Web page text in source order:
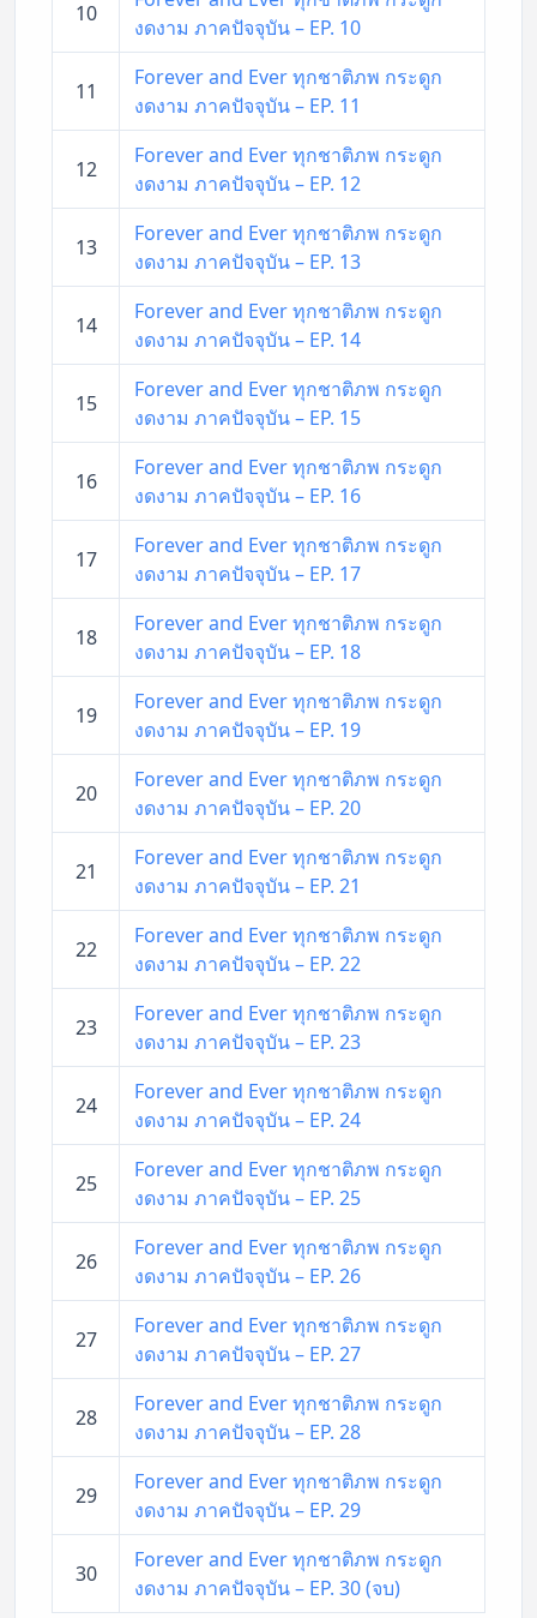
10
งดงาม ภาคปัจจุบัน – EP. 10
11
Forever and Ever ทุกชาติภพ กระดูก
งดงาม ภาคปัจจุบัน – EP. 11
12
Forever and Ever ทุกชาติภพ กระดูก
งดงาม ภาคปัจจุบัน – EP. 12
13
Forever and Ever ทุกชาติภพ กระดูก
งดงาม ภาคปัจจุบัน – EP. 13
14
Forever and Ever ทุกชาติภพ กระดูก
งดงาม ภาคปัจจุบัน – EP. 14
15
Forever and Ever ทุกชาติภพ กระดูก
งดงาม ภาคปัจจุบัน – EP. 15
16
Forever and Ever ทุกชาติภพ กระดูก
งดงาม ภาคปัจจุบัน – EP. 16
17
Forever and Ever ทุกชาติภพ กระดูก
งดงาม ภาคปัจจุบัน – EP. 17
18
Forever and Ever ทุกชาติภพ กระดูก
งดงาม ภาคปัจจุบัน – EP. 18
19
Forever and Ever ทุกชาติภพ กระดูก
งดงาม ภาคปัจจุบัน – EP. 19
20
Forever and Ever ทุกชาติภพ กระดูก
งดงาม ภาคปัจจุบัน – EP. 20
21
Forever and Ever ทุกชาติภพ กระดูก
งดงาม ภาคปัจจุบัน – EP. 21
22
Forever and Ever ทุกชาติภพ กระดูก
งดงาม ภาคปัจจุบัน – EP. 22
23
Forever and Ever ทุกชาติภพ กระดูก
งดงาม ภาคปัจจุบัน – EP. 23
24
Forever and Ever ทุกชาติภพ กระดูก
งดงาม ภาคปัจจุบัน – EP. 24
25
Forever and Ever ทุกชาติภพ กระดูก
งดงาม ภาคปัจจุบัน – EP. 25
26
Forever and Ever ทุกชาติภพ กระดูก
งดงาม ภาคปัจจุบัน – EP. 26
27
Forever and Ever ทุกชาติภพ กระดูก
งดงาม ภาคปัจจุบัน – EP. 27
28
Forever and Ever ทุกชาติภพ กระดูก
งดงาม ภาคปัจจุบัน – EP. 28
29
Forever and Ever ทุกชาติภพ กระดูก
งดงาม ภาคปัจจุบัน – EP. 29
30
Forever and Ever ทุกชาติภพ กระดูก
งดงาม ภาคปัจจุบัน – EP. 30 (จบ)